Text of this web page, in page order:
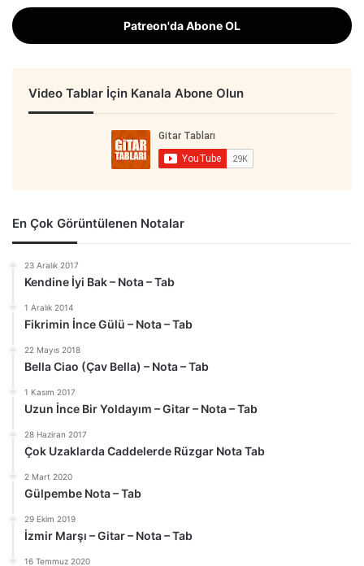
Patreon'da Abone OL
Video Tablar İçin Kanala Abone Olun
En Çok Görüntülenen Notalar
23 Aralık 2017
Kendine İyi Bak – Nota – Tab
1 Aralık 2014
Fikrimin İnce Gülü – Nota – Tab
22 Mayıs 2018
Bella Ciao (Çav Bella) – Nota – Tab
1 Kasım 2017
Uzun İnce Bir Yoldayım – Gitar – Nota – Tab
28 Haziran 2017
Çok Uzaklarda Caddelerde Rüzgar Nota Tab
2 Mart 2020
Gülpembe Nota – Tab
29 Ekim 2019
İzmir Marşı – Gitar – Nota – Tab
16 Temmuz 2020